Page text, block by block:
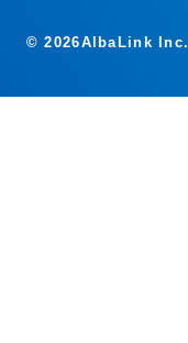
© 2026AlbaLink Inc.